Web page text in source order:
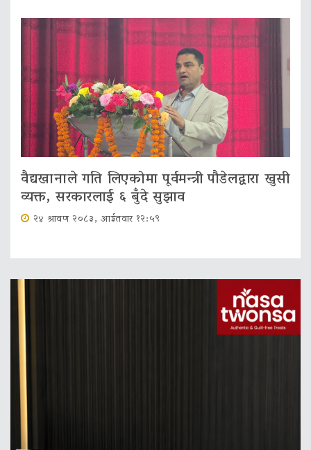
वैद्यखानाले गति लिएकोमा पूर्वमन्त्री पौडेलद्वारा खुसी
व्यक्त, सरकारलाई ६ बुँदे सुझाव
२४ श्रावण २०८३, आईतवार १२:५९